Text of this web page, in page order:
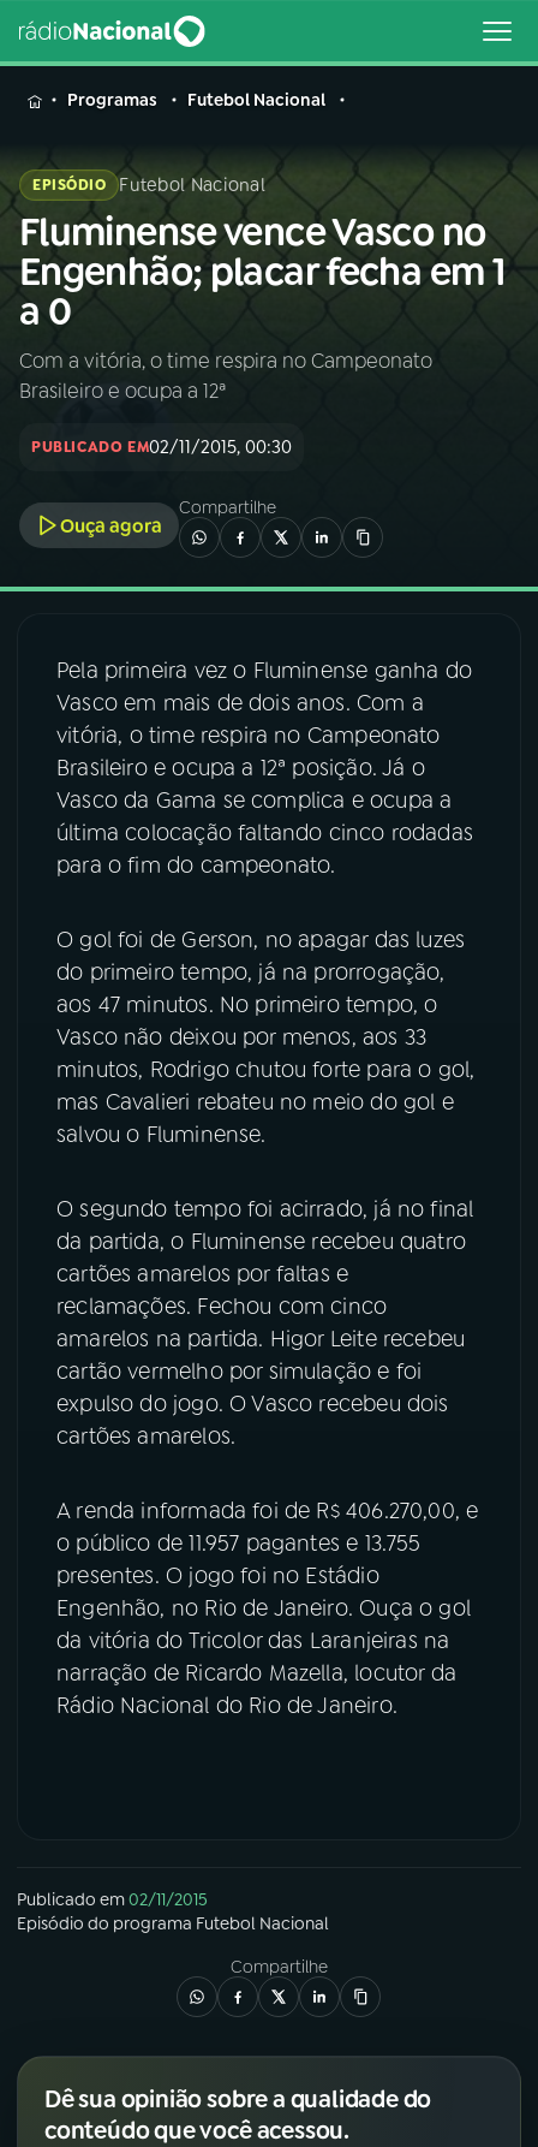
MENU
Buscar
na
Rádio
Nacional
Buscar
AO VIVO
INÍCIO
A RÁDIO
03PROGRAMAÇÃO
04PROGRAMAS
PODCASTS
06VIDEOCASTS
FESTIVAL DE MÚSICA
ACOMPANHE A RÁDIO NACIONAL
YouTube
TikTok
Programas Futebol Nacional
EPISÓDIO Futebol Nacional
Fluminense vence Vasco no
Engenhão; placar fecha em 1
a 0
Com a vitória, o time respira no Campeonato
Brasileiro e ocupa a 12ª
PUBLICADO EM02/11/2015, 00:30
Ouça agora
Compartilhe
Pela primeira vez o Fluminense ganha do
Vasco em mais de dois anos. Com a
vitória, o time respira no Campeonato
Brasileiro e ocupa a 12ª posição. Já o
Vasco da Gama se complica e ocupa a
última colocação faltando cinco rodadas
para o fim do campeonato.
O gol foi de Gerson, no apagar das luzes
do primeiro tempo, já na prorrogação,
aos 47 minutos. No primeiro tempo, o
Vasco não deixou por menos, aos 33
minutos, Rodrigo chutou forte para o gol,
mas Cavalieri rebateu no meio do gol e
salvou o Fluminense.
O segundo tempo foi acirrado, já no final
da partida, o Fluminense recebeu quatro
cartões amarelos por faltas e
reclamações. Fechou com cinco
amarelos na partida. Higor Leite recebeu
cartão vermelho por simulação e foi
expulso do jogo. O Vasco recebeu dois
cartões amarelos.
A renda informada foi de R$ 406.270,00, e
o público de 11.957 pagantes e 13.755
presentes. O jogo foi no Estádio
Engenhão, no Rio de Janeiro. Ouça o gol
da vitória do Tricolor das Laranjeiras na
narração de Ricardo Mazella, locutor da
Rádio Nacional do Rio de Janeiro.
Publicado em02/11/2015
Episódio do programa Futebol Nacional
Compartilhe
Dê sua opinião sobre a qualidade do
conteúdo que você acessou.